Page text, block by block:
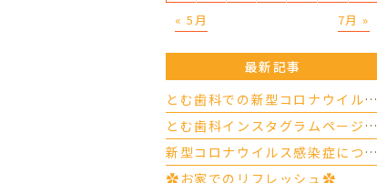
« 5月 7月 »
最新記事
とむ歯科での新型コロナウイルスの対応について（4/17更新）
とむ歯科インスタグラムページができました
新型コロナウイルス感染症について
✿お家でのリフレッシュ✿